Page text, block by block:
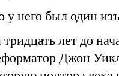
у него был один
тридцать лет до
Джон